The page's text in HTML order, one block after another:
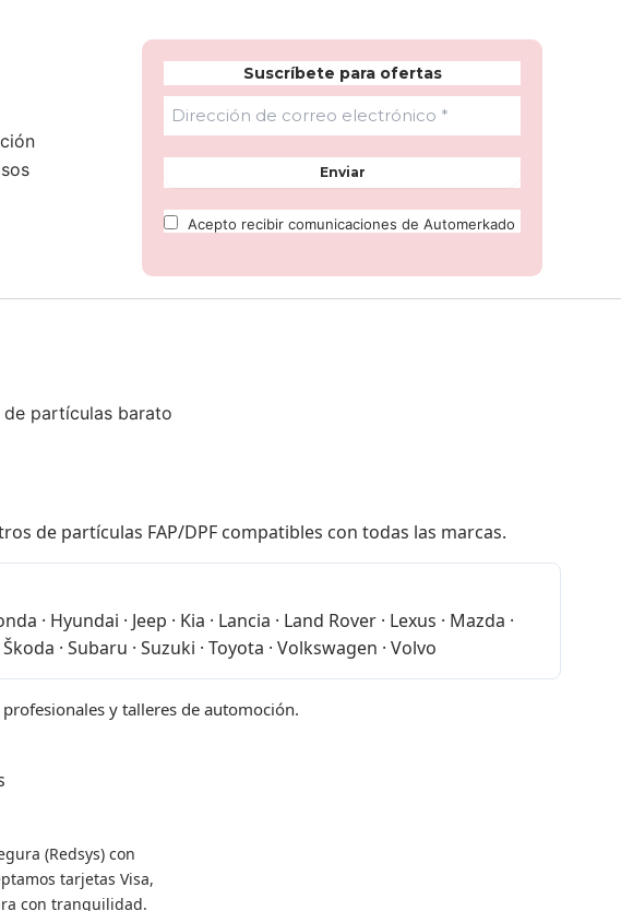
Suscríbete para ofertas
Acepto recibir comunicaciones de Automerkado
partículas barato
de partículas FAP/DPF compatibles con todas las marcas.
· Hyundai · Jeep · Kia · Lancia · Land Rover · Lexus · Mazda ·
· Subaru · Suzuki · Toyota · Volkswagen · Volvo
y talleres de automoción.
(Redsys) con
tarjetas Visa,
con tranquilidad.